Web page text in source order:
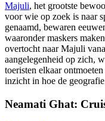
Majuli, het grootste
voor wie op zoek is naar
genaamd, bewaren
waaronder maskers
overtocht naar Majuli
aangelegenheid op zich,
toeristen elkaar
inzicht in hoe de
Neamati Ghat: